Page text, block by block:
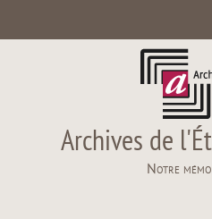
Archives de
Notre